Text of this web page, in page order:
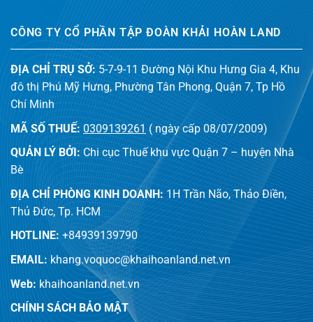
CÔNG TY CỔ PHẦN TẬP ĐOÀN KHẢI HOÀN LAND
ĐỊA CHỈ TRỤ SỞ: 5-7-9-11 Đường Nội Khu Hưng Gia 4, Khu
đô thị Phú Mỹ Hưng, Phường Tân Phong, Quận 7, Tp Hồ
Chí Minh
MÃ SỐ THUẾ: 0309139261 ( ngày cấp 08/07/2009)
QUẢN LÝ BỞI: Chi cục Thuế khu vực Quận 7 – huyện Nhà
Bè
ĐỊA CHỈ PHÒNG KINH DOANH: 1H Trần Não, Thảo Điền,
Thủ Đức, Tp. HCM
HOTLINE: +84939139790
EMAIL: khang.voquoc@khaihoanland.net.vn
Web: khaihoanland.net.vn
CHÍNH SÁCH BẢO MẬT